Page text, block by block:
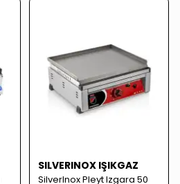
SILVERINOX IŞIKGAZ
SilverInox Pleyt Izgara 50